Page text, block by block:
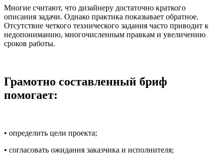
Многие считают, что дизайнеру достаточно краткого
описания задачи. Однако практика показывает обратное.
Отсутствие четкого технического задания часто приводит к
недопониманию, многочисленным правкам и увеличению
сроков работы.
Грамотно составленный бриф
помогает:
• определить цели проекта;
• согласовать ожидания заказчика и исполнителя;